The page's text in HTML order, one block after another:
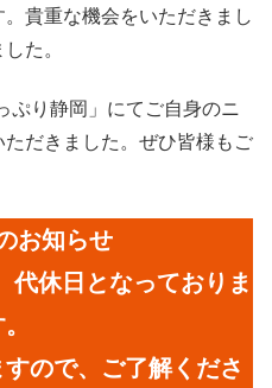
貴重な機会をいただきまし
た。
ぷり静岡」にてご自身のニ
だきました。ぜひ皆様もご
お知らせ
代休日となっておりま
ので、ご了解くださ